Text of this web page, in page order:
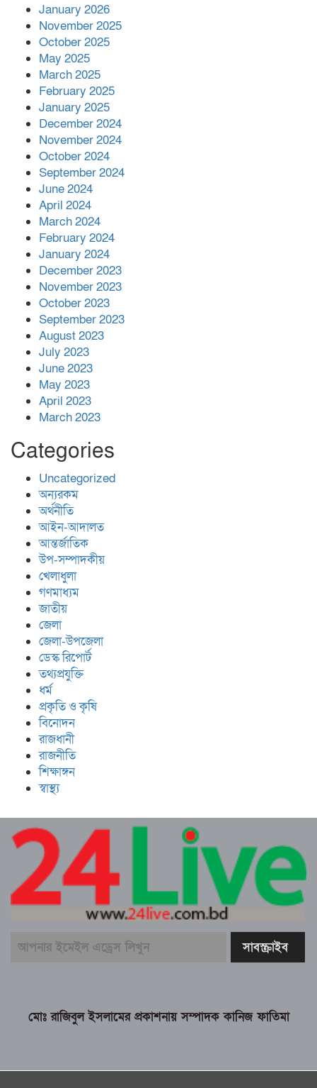
প্রশাসনের কর্তৃত্ব না থাকায় ধর্ষণ বেড়ে যাচ্ছে :
বনানীতে গাড়িচাপায় পোশাকশ্রমিক নিহত,
সড়ক অবরোধ
শহীদের রক্তের সঙ্গে বেইমানি হয় এমন কাজ
কেউ যেন না করি -জামায়াত আমির
January 2026
November 2025
October 2025
May 2025
March 2025
February 2025
January 2025
December 2024
November 2024
October 2024
September 2024
June 2024
April 2024
March 2024
February 2024
January 2024
December 2023
November 2023
October 2023
September 2023
August 2023
July 2023
June 2023
May 2023
April 2023
March 2023
Categories
Uncategorized
অন্যরকম
অর্থনীতি
আইন-আদালত
আন্তর্জাতিক
উপ-সম্পাদকীয়
খেলাধুলা
গণমাধ্যম
জাতীয়
জেলা
জেলা-উপজেলা
ডেস্ক রিপোর্ট
তথ্যপ্রযুক্তি
ধর্ম
প্রকৃতি ও কৃষি
বিনোদন
রাজধানী
রাজনীতি
শিক্ষাঙ্গন
স্বাস্থ্য
মোঃ রাজিবুল ইসলামের প্রকাশনায় সম্পাদক কানিজ ফাতিমা